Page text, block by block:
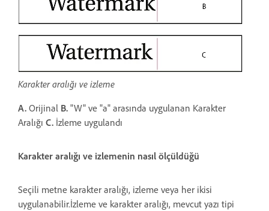
Karakter aralığı ve izleme
A. Orijinal B. "W" ve "a" arasında uygulanan Karakter
Aralığı C. İzleme uygulandı
Karakter aralığı ve izlemenin nasıl ölçüldüğü
Seçili metne karakter aralığı, izleme veya her ikisi
uygulanabilir.İzleme ve karakter aralığı, mevcut yazı tipi